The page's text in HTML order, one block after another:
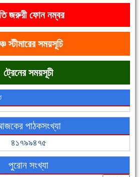
বাড়েনি কর্মসংস্থান
আজ নিজের পাকা ঘরে উঠছে
জরুরী ফোন নম্বর
স্টীমারের সময়সূচি
ট্রেনের সময়সূচী
পাঠকসংখ্যা
৪১৭৯৯৪৭৫
পুরোন সংখ্যা